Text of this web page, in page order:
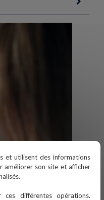
et utilisent des informations
améliorer son site et afficher
différentes opérations.